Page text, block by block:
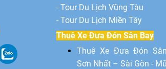
- Tour Du Lịch Vũng Tàu
- Tour Du Lịch Miền Tây
Thuê Xe Đưa Đón Sân Bay
Thuê Xe Đưa Đón
Sơn Nhất – Sài Gòn -